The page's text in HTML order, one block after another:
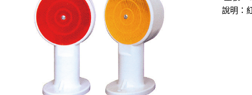
說明：